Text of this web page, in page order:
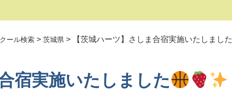
ール検索 > 茨城県 > 【茨城ハーツ】さしま合宿実施いたしました
宿実施いたしました